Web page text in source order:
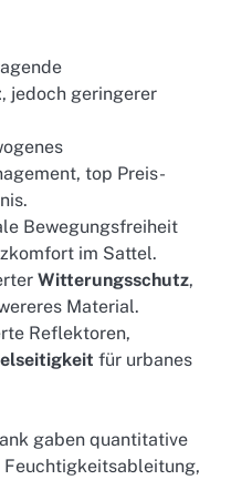
, jedoch geringerer
top Preis-
Bewegungsfreiheit
im Sattel.
Witterungsschutz,
Material.
Reflektoren,
für urbanes
gaben quantitative
Feuchtigkeitsableitung,